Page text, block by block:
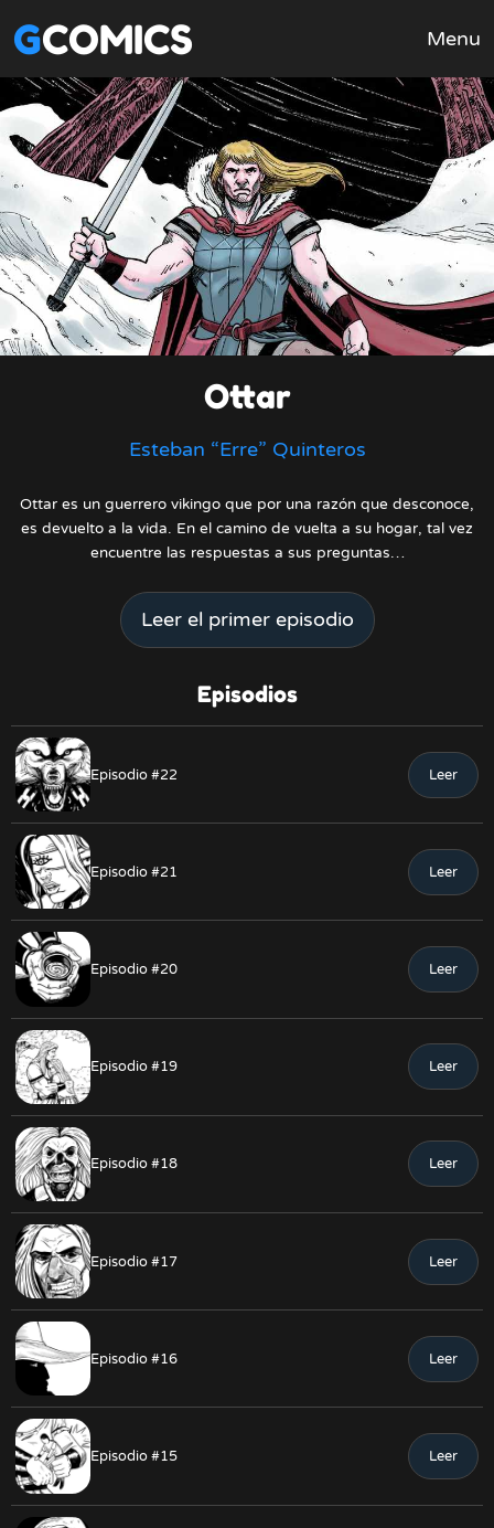
GCOMICS Menu
Ottar
Esteban “Erre” Quinteros
Ottar es un guerrero vikingo que por una razón que desconoce,
es devuelto a la vida. En el camino de vuelta a su hogar, tal vez
encuentre las respuestas a sus preguntas…
Leer el primer episodio
Episodios
Episodio #22 Leer
Episodio #21 Leer
Episodio #20 Leer
Episodio #19 Leer
Episodio #18 Leer
Episodio #17 Leer
Episodio #16 Leer
Episodio #15 Leer